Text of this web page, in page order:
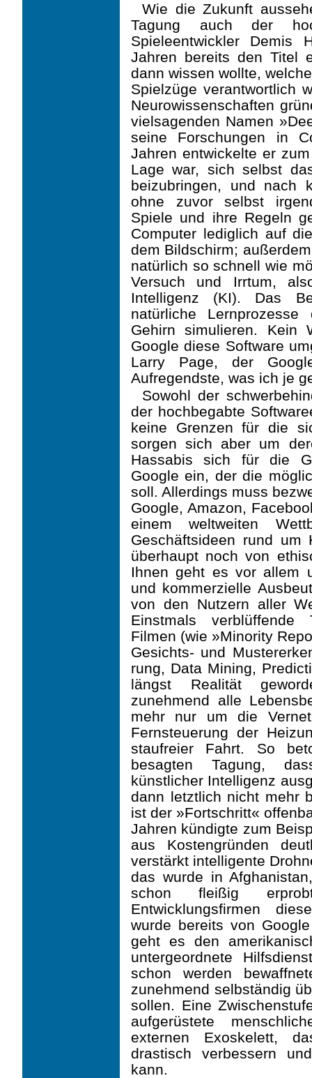
Wie die Zukunft
Tagung auch der
Spieleentwickler Demis
Jahren bereits den Titel
dann wissen wollte,
Spielzüge verantwortlich
Neurowissenschaften
vielsagenden Namen
seine Forschungen in
Jahren entwickelte er
Lage war, sich selbst
beizubringen, und nach
ohne zuvor selbst
Spiele und ihre Regeln
Computer lediglich auf
dem Bildschirm;
natürlich so schnell wie
Versuch und Irrtum,
Intelligenz (KI). Das
natürliche
Gehirn simulieren. Kein
Google diese Software
Larry Page, der
Aufregendste, was ich je
Sowohl der
der hochbegabte
keine Grenzen für die
sorgen sich aber um
Hassabis sich für die
Google ein, der die
soll. Allerdings muss
Google, Amazon,
einem weltweiten
Geschäftsideen rund
überhaupt noch von
Ihnen geht es vor allem
und kommerzielle
von den Nutzern aller
Einstmals verblüffende
Filmen (wie »Minority
Gesichts- und
rung, Data Mining,
längst Realität
zunehmend alle
mehr nur um die
Fernsteuerung der
staufreier Fahrt. So
besagten Tagung,
künstlicher Intelligenz
dann letztlich nicht mehr
ist der »Fortschritt«
Jahren kündigte zum
aus Kostengründen
verstärkt intelligente
das wurde in
schon fleißig
Entwicklungsfirmen
wurde bereits von
geht es den
untergeordnete
schon werden
zunehmend selbständig
sollen. Eine
aufgerüstete
externen Exoskelett,
drastisch verbessern
kann.